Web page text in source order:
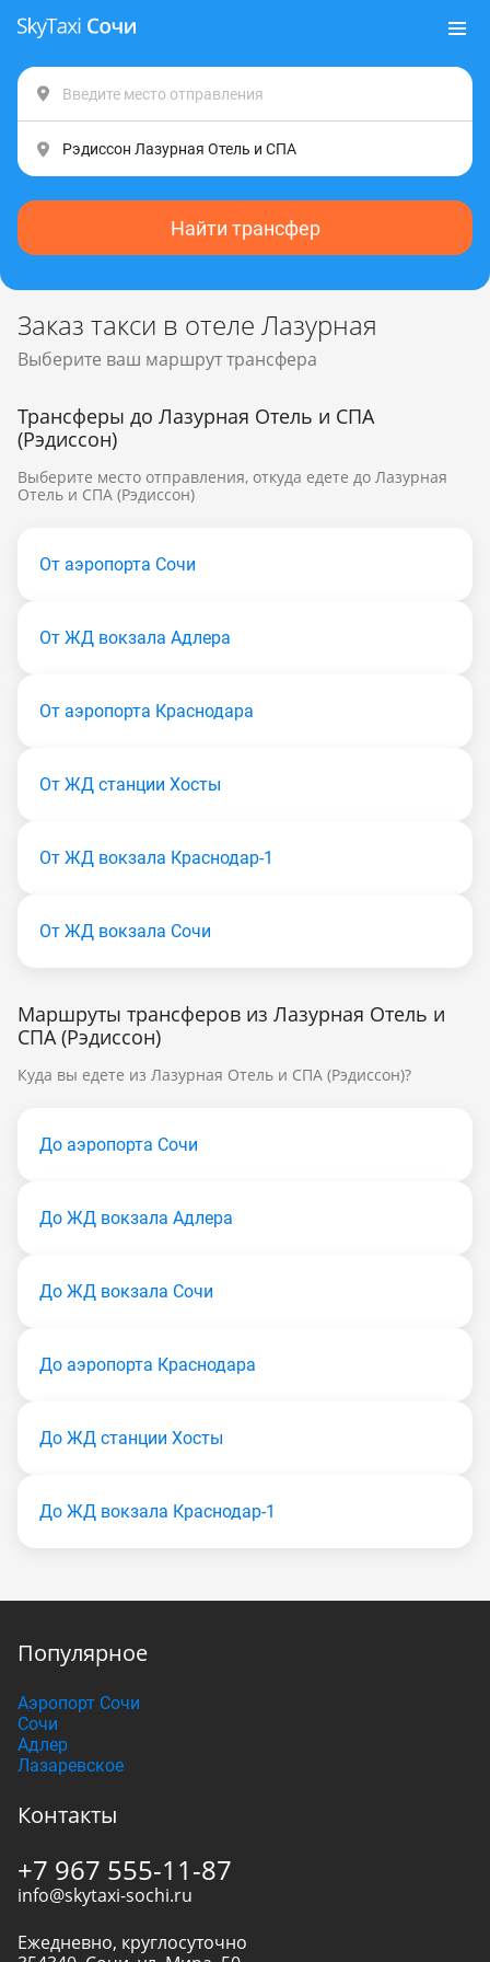
Найти трансфер
Заказ такси в отеле Лазурная
Выберите ваш маршрут трансфера
Трансферы до Лазурная Отель и СПА
(Рэдиссон)
Выберите место отправления, откуда едете до Лазурная
Отель и СПА (Рэдиссон)
От аэропорта Сочи
От ЖД вокзала Адлера
От аэропорта Краснодара
От ЖД станции Хосты
От ЖД вокзала Краснодар-1
От ЖД вокзала Сочи
Маршруты трансферов из Лазурная Отель и
СПА (Рэдиссон)
Куда вы едете из Лазурная Отель и СПА (Рэдиссон)?
До аэропорта Сочи
До ЖД вокзала Адлера
До ЖД вокзала Сочи
До аэропорта Краснодара
До ЖД станции Хосты
До ЖД вокзала Краснодар-1
Популярное
Аэропорт Сочи
Сочи
Адлер
Лазаревское
Контакты
+7 967 555-11-87
info@skytaxi-sochi.ru
Ежедневно, круглосуточно